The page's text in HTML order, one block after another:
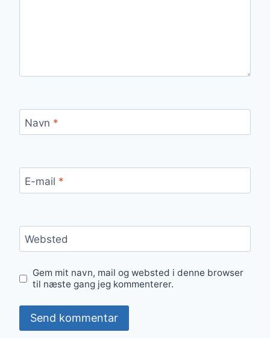
Navn *
E-mail *
Websted
Gem mit navn, mail og websted i denne browser
til næste gang jeg kommenterer.